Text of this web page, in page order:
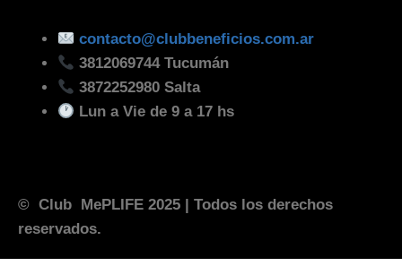
contacto@clubbeneficios.com.ar
3812069744 Tucumán
3872252980 Salta
Lun a Vie de 9 a 17 hs
© Club MePLIFE 2025 | Todos los derechos
reservados.